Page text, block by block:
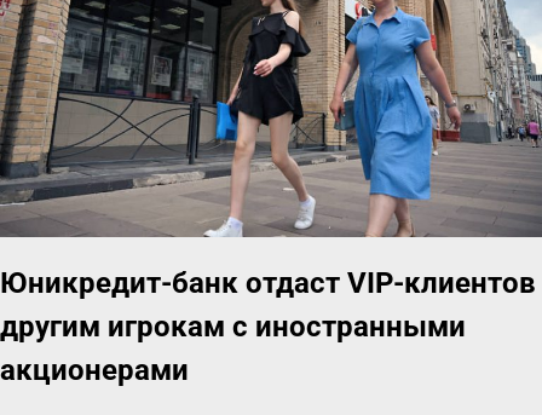
Юникредит-банк отдаст VIP-клиентов
другим игрокам с иностранными
акционерами